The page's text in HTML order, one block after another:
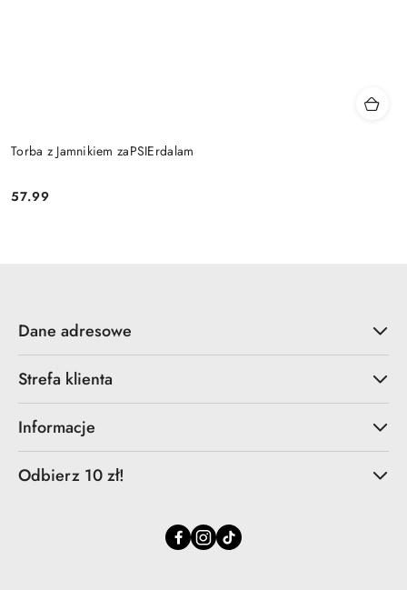
Torba z Jamnikiem zaPSIErdalam
Cena:
57.99
Dane adresowe
Strefa klienta
Informacje
Odbierz 10 zł!